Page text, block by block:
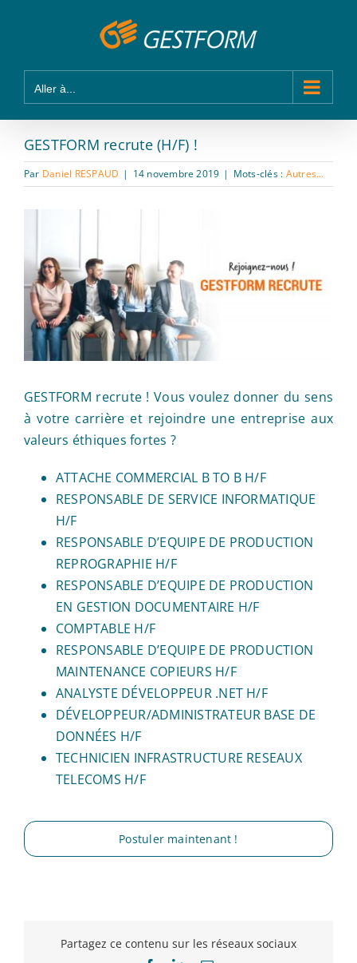
Aller à...
GESTFORM recrute (H/F) !
Par Daniel RESPAUD | 14 novembre 2019 | Mots-clés : Autres...
GESTFORM recrute ! Vous voulez donner du sens
à votre carrière et rejoindre une entreprise aux
valeurs éthiques fortes ?
ATTACHE COMMERCIAL B TO B H/F
RESPONSABLE DE SERVICE INFORMATIQUE
H/F
RESPONSABLE D’EQUIPE DE PRODUCTION
REPROGRAPHIE H/F
RESPONSABLE D’EQUIPE DE PRODUCTION
EN GESTION DOCUMENTAIRE H/F
COMPTABLE H/F
RESPONSABLE D’EQUIPE DE PRODUCTION
MAINTENANCE COPIEURS H/F
ANALYSTE DÉVELOPPEUR .NET H/F
DÉVELOPPEUR/ADMINISTRATEUR BASE DE
DONNÉES H/F
TECHNICIEN INFRASTRUCTURE RESEAUX
TELECOMS H/F
Postuler maintenant !
Partagez ce contenu sur les réseaux sociaux